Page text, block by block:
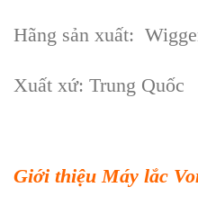
Hãng sản xuất:
Xuất xứ: Trung Quốc
Giới thiệu Máy lắc